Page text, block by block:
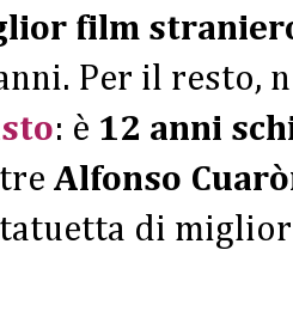
film
Per il resto,
: è 12 anni
Alfonso
di